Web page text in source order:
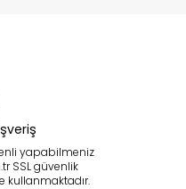
yapabilmeniz
SSL güvenlik
kullanmaktadır.